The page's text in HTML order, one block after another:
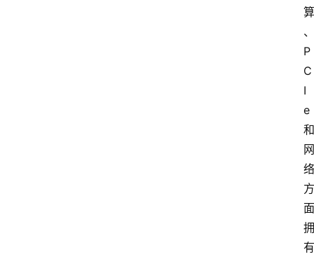
算
、
P
C
I
e
和
网
络
方
面
拥
有